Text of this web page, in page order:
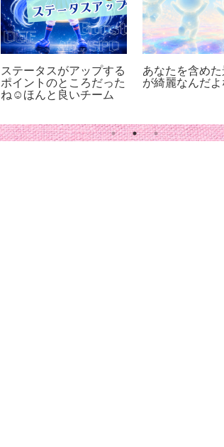
ステータスがアップする
ポイントのところだった
ね☺︎ほんと良いチーム
あなたを含め
が綺麗なんだ